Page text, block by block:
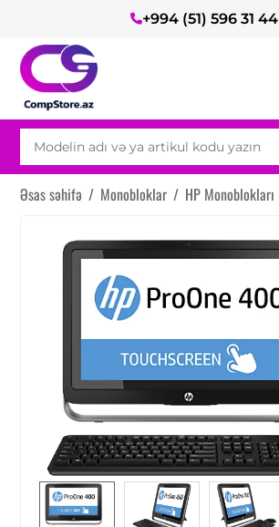
+994 (51) 596 31 44
Əsas səhifə / Monobloklar / HP Monoblokları